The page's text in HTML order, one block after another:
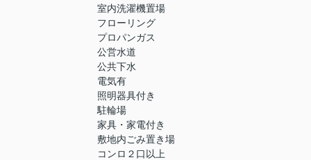
室内洗濯機置場
フローリング
プロパンガス
公営水道
公共下水
電気有
照明器具付き
駐輪場
家具・家電付き
敷地内ごみ置き場
コンロ２口以上